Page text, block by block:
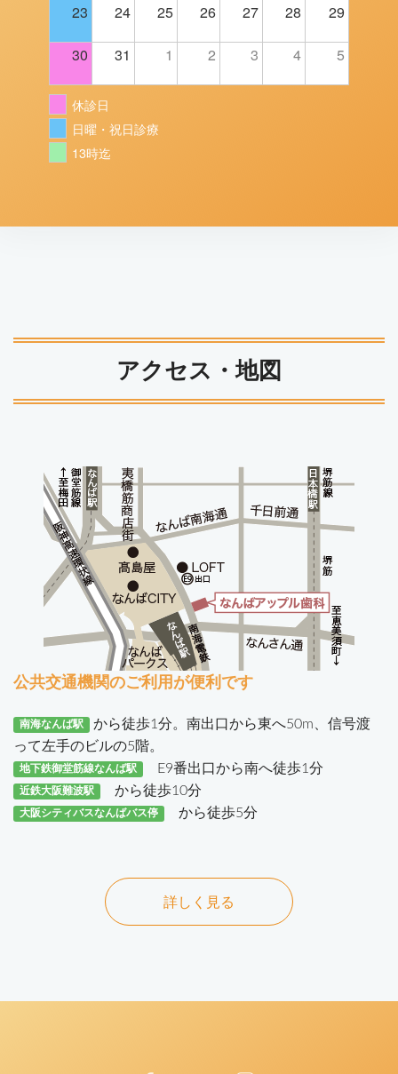
23 24 25 26 27 28 29
30 31 1 2 3 4 5
休診日
日曜・祝日診療
13時迄
アクセス・地図
公共交通機関のご利用が便利です
南海なんば駅
から徒歩1分。南出口から東へ50m、信号渡
って左手のビルの5階。
地下鉄御堂筋線なんば駅 E9番出口から南へ徒歩1分
近鉄大阪難波駅 から徒歩10分
大阪シティバスなんばバス停 から徒歩5分
詳しく見る